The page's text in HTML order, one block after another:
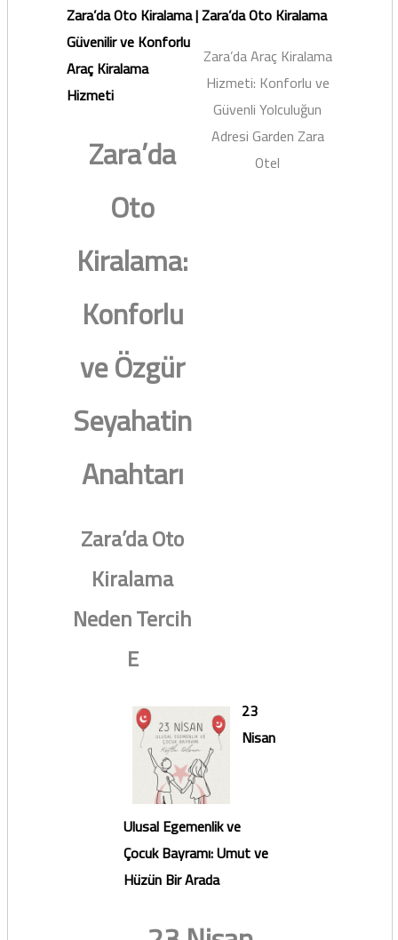
Zara’da Oto Kiralama |
Güvenilir ve Konforlu
Araç Kiralama
Hizmeti
Zara’da
Oto
Kiralama:
Konforlu
ve Özgür
Seyahatin
Anahtarı
Zara’da Oto
Kiralama
Neden Tercih
E
Zara’da Oto Kiralama
Zara’da Araç Kiralama
Hizmeti: Konforlu ve
Güvenli Yolculuğun
Adresi Garden Zara
Otel
23
Nisan
Ulusal Egemenlik ve
Çocuk Bayramı: Umut ve
Hüzün Bir Arada